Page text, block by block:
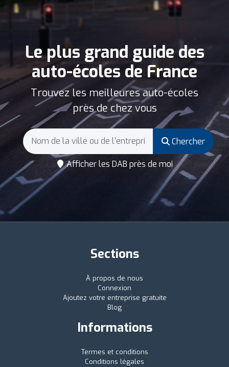
Le plus grand guide des
auto-écoles de France
Trouvez les meilleures auto-écoles
près de chez vous
Chercher
Afficher les DAB près de moi
Sections
À propos de nous
Connexion
Ajoutez votre entreprise gratuite
Blog
Informations
Termes et conditions
Conditions légales